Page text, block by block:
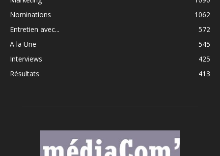
Nominations
1062
Entretien avec...
572
A la Une
545
Interviews
425
Résultats
413